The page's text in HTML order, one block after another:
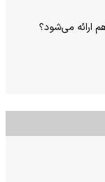
ارائه می‌شود؟